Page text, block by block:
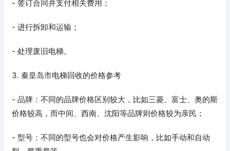
- 签订合同并支付相关费用；
- 进行拆卸和运输；
- 处理废旧电梯。
3. 秦皇岛市电梯回收的价格参考
- 品牌：不同的品牌价格区别较大，比如三菱、富士、奥的斯
价格较高，而中间、西南、沈阳等品牌则价格较为亲民；
- 型号：不同的型号也会对价格产生影响，比如手动和自动